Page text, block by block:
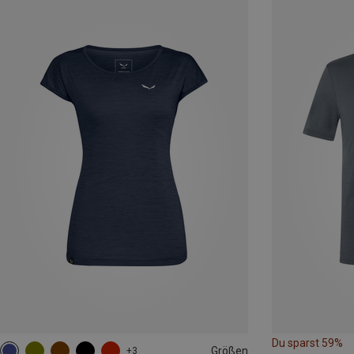
+3 Größen
Du sparst 59%